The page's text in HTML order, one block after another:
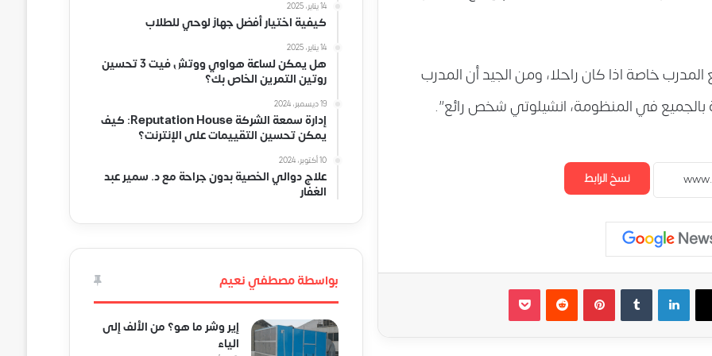
خاصة اذا كان راحلا، ومن الجيد أن المدرب
في المنظومة، انشيلوتي شخص رائع”.
نسخ الرابط
لينكدإن ‏Tumblr بينتيريست ‏Reddit
‫Pocket
14 يناير، 2025
كيفية اختيار أفضل جهاز لوحي للطلاب
14 يناير، 2025
هل يمكن لساعة هواوي ووتش فيت 3 تحسين
روتين التمرين الخاص بك؟
19 ديسمبر، 2024
إدارة سمعة الشركة Reputation House: كيف
يمكن تحسين التقييمات على الإنترنت؟
10 أكتوبر، 2024
علاج دوالي الخصية بدون جراحة مع د. سمير عبد
الغفار
بواسطة مصطفي نعيم
إير وشر ما هو؟ من الألف إلى
الياء